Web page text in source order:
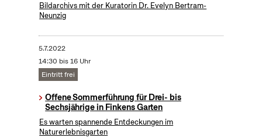
Bildarchivs mit der Kuratorin Dr. Evelyn Bertram-
Neunzig
5.7.2022
14:30 bis 16 Uhr
Eintritt frei
Offene Sommerführung für Drei- bis
Sechsjährige in Finkens Garten
Es warten spannende Entdeckungen im
Naturerlebnisgarten